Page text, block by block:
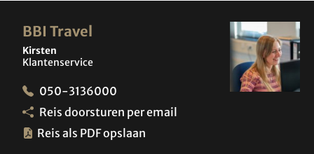
BBI Travel
Kirsten
Klantenservice
050-3136000
Reis doorsturen per email
Reis als PDF opslaan